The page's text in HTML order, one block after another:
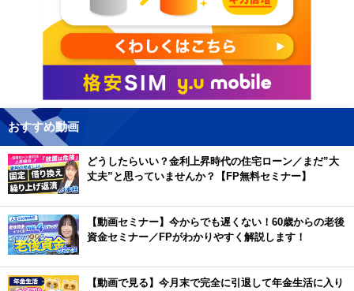
おすすめ動画
どうしたらいい？金利上昇時代の住宅ローン／まだ”大
丈夫”と思っていませんか？【FP無料セミナー】
【動画セミナー】今からでも遅くない！60歳からの老後
資金セミナー／FPがわかりやすく解説します！
【動画で見る】今月末で完全に引退して年金生活に入り